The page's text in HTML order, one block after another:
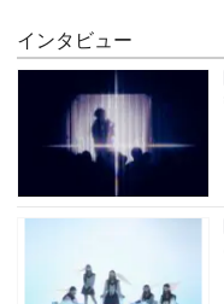
インタビュー